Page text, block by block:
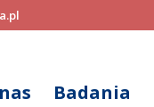
Badania